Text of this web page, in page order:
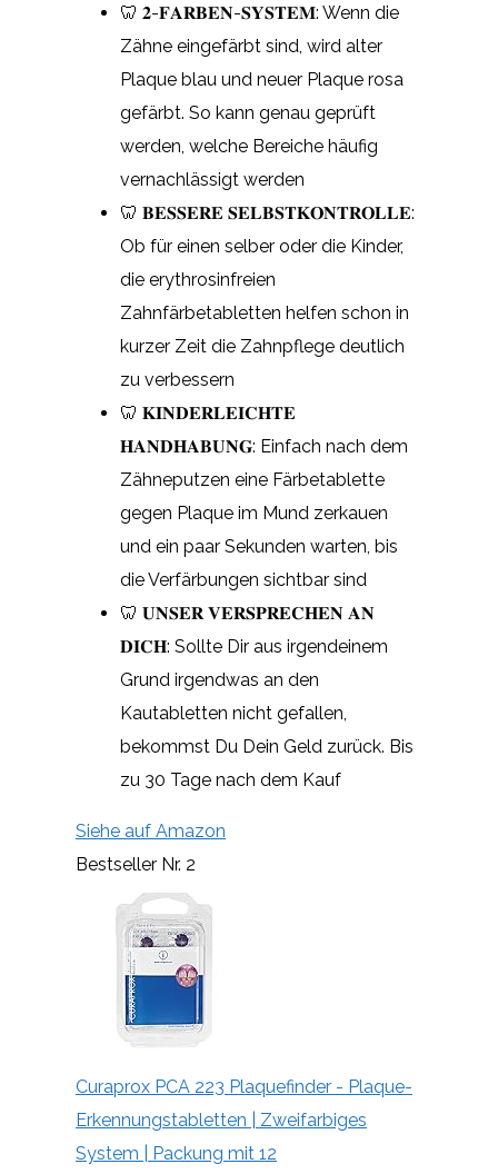
🦷 𝟐-𝐅𝐀𝐑𝐁𝐄𝐍-𝐒𝐘𝐒𝐓𝐄𝐌: Wenn die
Zähne eingefärbt sind, wird alter
Plaque blau und neuer Plaque rosa
gefärbt. So kann genau geprüft
werden, welche Bereiche häufig
vernachlässigt werden
🦷 𝐁𝐄𝐒𝐒𝐄𝐑𝐄 𝐒𝐄𝐋𝐁𝐒𝐓𝐊𝐎𝐍𝐓𝐑𝐎𝐋𝐋𝐄:
Ob für einen selber oder die Kinder,
die erythrosinfreien
Zahnfärbetabletten helfen schon in
kurzer Zeit die Zahnpflege deutlich
zu verbessern
🦷 𝐊𝐈𝐍𝐃𝐄𝐑𝐋𝐄𝐈𝐂𝐇𝐓𝐄
𝐇𝐀𝐍𝐃𝐇𝐀𝐁𝐔𝐍𝐆: Einfach nach dem
Zähneputzen eine Färbetablette
gegen Plaque im Mund zerkauen
und ein paar Sekunden warten, bis
die Verfärbungen sichtbar sind
🦷 𝐔𝐍𝐒𝐄𝐑 𝐕𝐄𝐑𝐒𝐏𝐑𝐄𝐂𝐇𝐄𝐍 𝐀𝐍
𝐃𝐈𝐂𝐇: Sollte Dir aus irgendeinem
Grund irgendwas an den
Kautabletten nicht gefallen,
bekommst Du Dein Geld zurück. Bis
zu 30 Tage nach dem Kauf
Siehe auf Amazon
Bestseller Nr. 2
Curaprox PCA 223 Plaquefinder - Plaque-
Erkennungstabletten | Zweifarbiges
System | Packung mit 12